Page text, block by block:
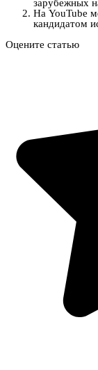
зарубежных
На YouTube
кандидатом
Оцените статью